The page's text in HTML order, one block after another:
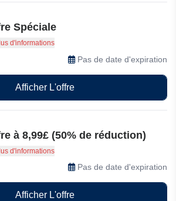
Spéciale
10 ans Votre nouvelle chaudière est
Plus d'informations
Pas de date d'expiration
Afficher L'offre
à 8,99£ (50% de réduction)
et entretien de votre chaudière pour
mois. Profitez d'une tranquillité d'esprit
au long de l'année grâce à une couverture
pour votre chaudière.
Plus d'informations
Pas de date d'expiration
Afficher L'offre